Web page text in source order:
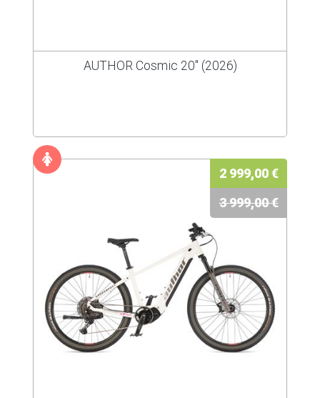
AUTHOR Cosmic 20" (2026)
2 999,00 €
3 999,00 €